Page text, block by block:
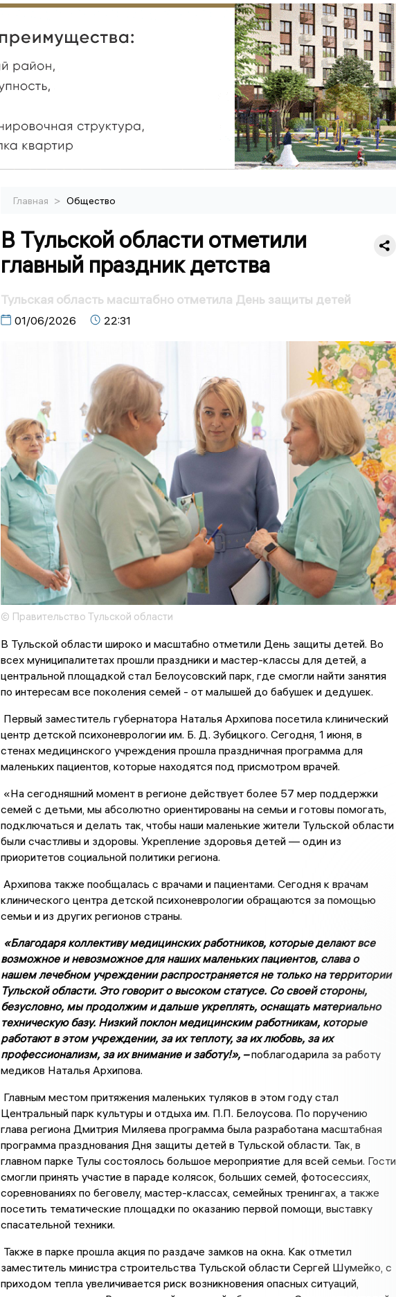
Главная > Общество
В Тульской области отметили
главный праздник детства
Тульская область масштабно отметила День защиты детей
01/06/2026 22:31
© Правительство Тульской области
В Тульской области широко и масштабно отметили День защиты детей. Во
всех муниципалитетах прошли праздники и мастер-классы для детей, а
центральной площадкой стал Белоусовский парк, где смогли найти занятия
по интересам все поколения семей - от малышей до бабушек и дедушек.
Первый заместитель губернатора Наталья Архипова посетила клинический
центр детской психоневрологии им. Б. Д. Зубицкого. Сегодня, 1 июня, в
стенах медицинского учреждения прошла праздничная программа для
маленьких пациентов, которые находятся под присмотром врачей.
«На сегодняшний момент в регионе действует более 57 мер поддержки
семей с детьми, мы абсолютно ориентированы на семьи и готовы помогать,
подключаться и делать так, чтобы наши маленькие жители Тульской области
были счастливы и здоровы. Укрепление здоровья детей — один из
приоритетов социальной политики региона.
Архипова также пообщалась с врачами и пациентами. Сегодня к врачам
клинического центра детской психоневрологии обращаются за помощью
семьи и из других регионов страны.
«Благодаря коллективу медицинских работников, которые делают все
возможное и невозможное для наших маленьких пациентов, слава о
нашем лечебном учреждении распространяется не только на территории
Тульской области. Это говорит о высоком статусе. Со своей стороны,
безусловно, мы продолжим и дальше укреплять, оснащать материально
техническую базу. Низкий поклон медицинским работникам, которые
работают в этом учреждении, за их теплоту, за их любовь, за их
профессионализм, за их внимание и заботу!», –поблагодарила за работу
медиков Наталья Архипова.
Главным местом притяжения маленьких туляков в этом году стал
Центральный парк культуры и отдыха им. П.П. Белоусова. По поручению
глава региона Дмитрия Миляева программа была разработана масштабная
программа празднования Дня защиты детей в Тульской области. Так, в
главном парке Тулы состоялось большое мероприятие для всей семьи. Гости
смогли принять участие в параде колясок, больших семей, фотосессиях,
соревнованиях по беговелу, мастер-классах, семейных тренингах, а также
посетить тематические площадки по оказанию первой помощи, выставку
спасательной техники.
Также в парке прошла акция по раздаче замков на окна. Как отметил
заместитель министра строительства Тульской области Сергей Шумейко, с
приходом тепла увеличивается риск возникновения опасных ситуаций,